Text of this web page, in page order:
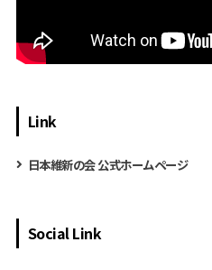
Link
日本維新の会 公式ホームページ
Social Link